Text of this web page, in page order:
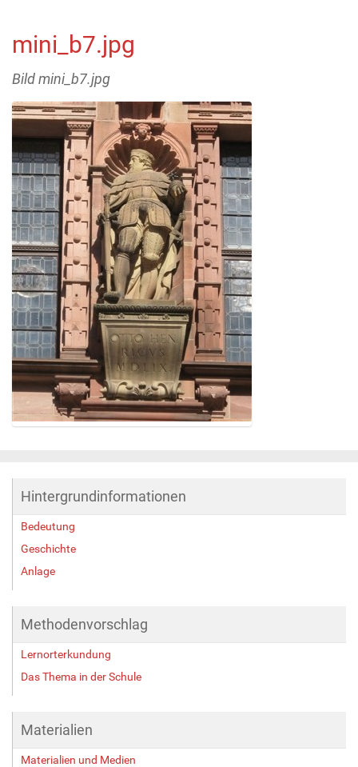
mini_b7.jpg
Bild mini_b7.jpg
e
B
i
l
i
o
l
l
e
ö
ß
Hintergrundinformationen
Bedeutung
Geschichte
Anlage
Methodenvorschlag
Lernorterkundung
Das Thema in der Schule
Materialien
Materialien und Medien